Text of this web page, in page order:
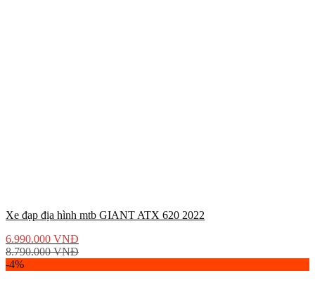
Xe đạp địa hình mtb GIANT ATX 620 2022
6.990.000 VNĐ
8.790.000VNĐ
-4%